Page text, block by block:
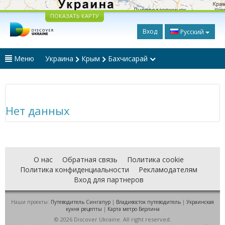
ПОКАЗАТЬ КАРТУ
Вход Русский
Меню Украина Крым Бахчисарай
Нет данных
О нас Обратная связь
Политика cookie
Политика конфиденциальности
Рекламодателям
Вход для партнеров
Наши проекты: Путеводитель Сингапур | Владивосток путеводитель | Украинская
кухня рецепты | Карта метро Берлина
© 2026 Discover Ukraine. All right reserved.